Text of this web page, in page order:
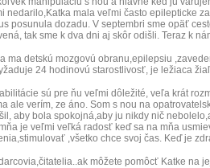
nedarilo,Katka mala veľmi často epilepticke
posunula dozadu. V septembri sme opäť
tak sme k dva dni aj skôr odišli. Teraz k
ma detskú mozgovú obranu,epilepsiu
24 hodinovú starostlivosť, je ležiaca
sú pre ňu veľmi dôležité, veľa krát
ale verím, ze áno. Som s nou na
aby bola spokojná,aby ju nikdy nič
je veľmi veľká radosť keď sa na mňa
,všetko chce svoj čas. Keď je
môžete pomôcť Katke na